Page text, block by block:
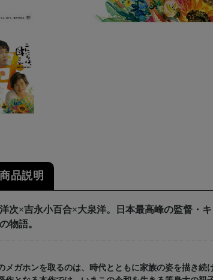
商品説明
次×吉永小百合×大泉洋。日本最高峰の監督・
物語。
メガホンを取るのは、時代とともに家族の姿を描き続